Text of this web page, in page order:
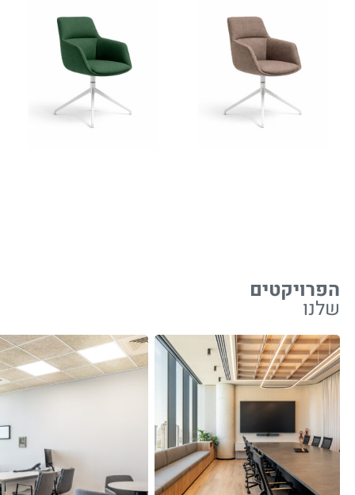
הפרויקטים
שלנו